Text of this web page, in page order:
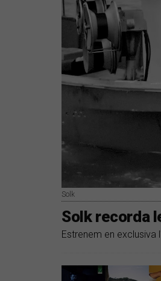
Solk
Solk recorda
Estrenem en exclusiva